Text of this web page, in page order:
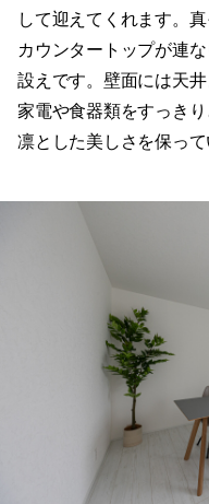
して迎えてくれます。
カウンタートップが連
設えです。壁面には天
家電や食器類をすっき
凛とした美しさを保って